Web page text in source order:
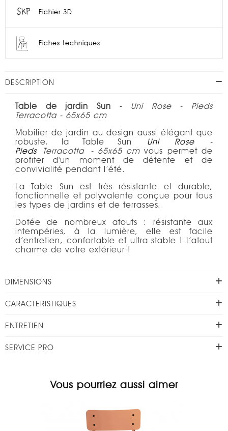
Fichier 3D
Fiches techniques
DESCRIPTION
Table de jardin Sun - Uni Rose - Pieds
Terracotta - 65x65 cm
Mobilier de jardin au design aussi élégant que
robuste, la Table Sun Uni Rose -
Pieds Terracotta- 65x65 cmvous permet de
profiter d'un moment de détente et de
convivialité pendant l’été.
La Table Sun est très résistante et durable,
fonctionnelle et polyvalente conçue pour tous
les types de jardins et de terrasses.
Dotée de nombreux atouts : résistante aux
intempéries, à la lumière, elle est facile
d’entretien, confortable et ultra stable ! L’atout
charme de votre extérieur !
DIMENSIONS
CARACTERISTIQUES
ENTRETIEN
SERVICE PRO
Vous pourriez aussi aimer